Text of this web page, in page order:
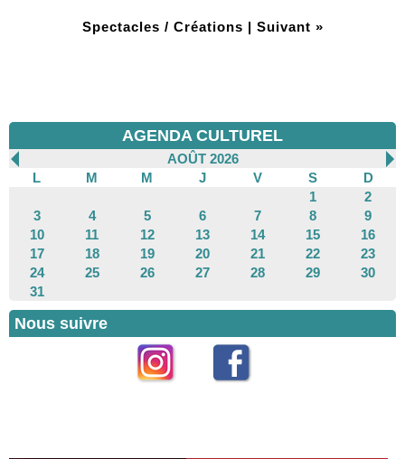
Spectacles / Créations | Suivant »
AGENDA CULTUREL
AOÛT 2026
L
M M J V S
D
1
2
3
4 5 6 7 8
9
10
11 12 13 14 15
16
17
18 19 20 21 22
23
24
25 26 27 28 29
30
31
Nous suivre